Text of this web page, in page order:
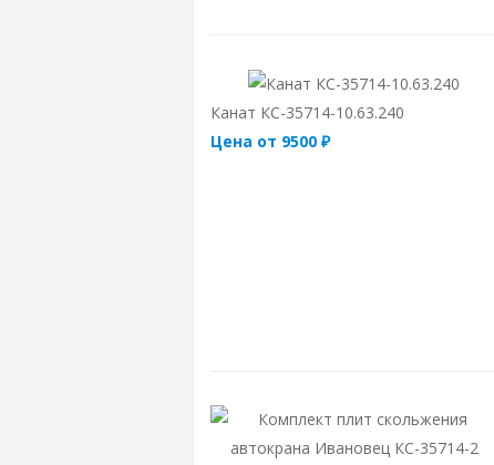
Канат КС-35714-10.63.240
Цена от 9500 ₽